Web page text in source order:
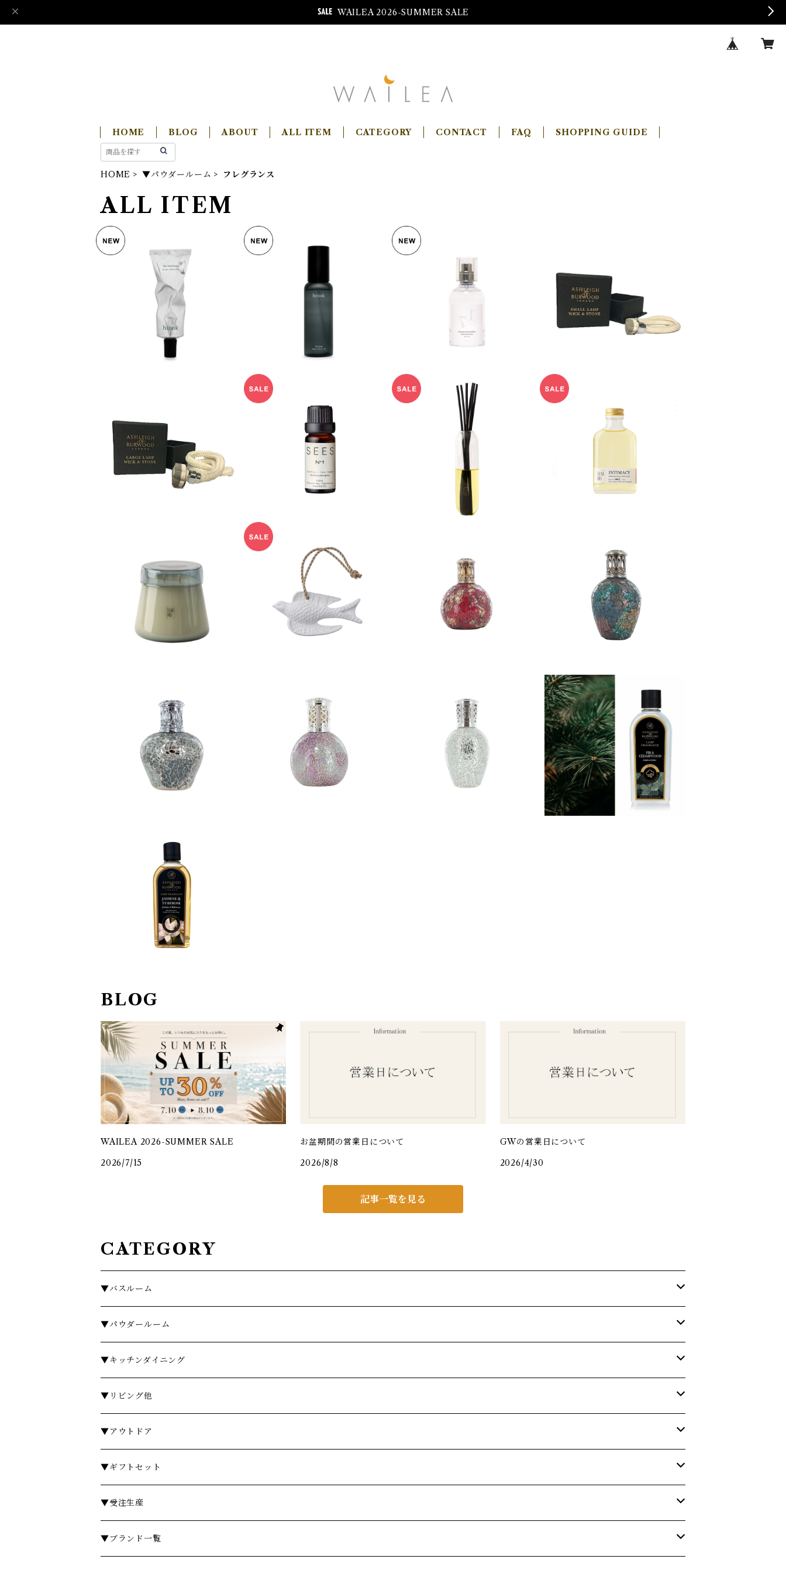
WAILEA 2026-SUMMER SALE
HOME BLOG ABOUT ALL ITEM CATEGORY CONTACT FAQ SHOPPING GUIDE
HOME ▼パウダールーム フレグランス
ALL ITEM
ハンドバーム hinok
¥3,850
ザ スプレー hinok
¥5,170
香水 inch blank＿.
ウィック【S】Ashleigh&Bu
rwood
¥990
ウィック【L】Ashleigh&Bu
rwood
¥1,100
エッセンシャルオイル SEES
¥2,100
30%OFF
ディフューザー ELM RD.
¥8,800
20%OFF
ディフューザー リフィル E
LM RD.
¥6,160
アロマキャンドル/M ELM
RD.
¥7,040
20%OFF
アロマオーナメント （Hangi
ng Type） Swallow BA
LLON
¥2,695
30%OFF
フレグランスランプ（S）丸
型 Ashleigh&Burwood
¥6,490
フレグランスランプ（S）縦
型 Ashleigh&Burwood
¥6,490
フレグランスランプ（S）りん
ご型 Ashleigh&Burwood
¥6,490
フレグランスランプ（L）丸型
Ashleigh&Burwood
¥7,920
フレグランスランプ（L）縦型
Ashleigh&Burwood
¥7,920
2025秋冬限定 ランプフレグラ
ンス（500ml） Ashleigh&
Burwood
¥3,630
ランプフレグランス（500m
l） Ashleigh&Burwood
¥3,520
BLOG
WAILEA 2026-SUMMER SALE
2026/7/15
お盆期間の営業日について
2026/8/8
GWの営業日について
2026/4/30
記事一覧を見る
CATEGORY
▼バスルーム
タオル
バスローブ
石鹸・ボディソープ
入浴剤・バスソルト
ディスペンサー・ソープディッシュ
ボディケア
衣類ケア
▼パウダールーム
石鹸・ハンドウォッシュ
ディスペンサー・ソープディッシュ
歯ブラシスタンド・タンブラー
ハンドクリーム
ランドリーバスケット
ミラー
▼キッチンダイニング
お皿・プレート
グラス・コップ
カトラリー
箸・箸置き
ランチョンマット・コースター
▼リビング他
フレグランス
フレグランスランプ
リードディフューザー
時計
キャンドル
フラワーベース
▼アウトドア
テーブル
椅子・スツール
その他
▼ギフトセット
￥3,000～
￥5,000～
▼受注生産
テーブル
▼ブランド一覧